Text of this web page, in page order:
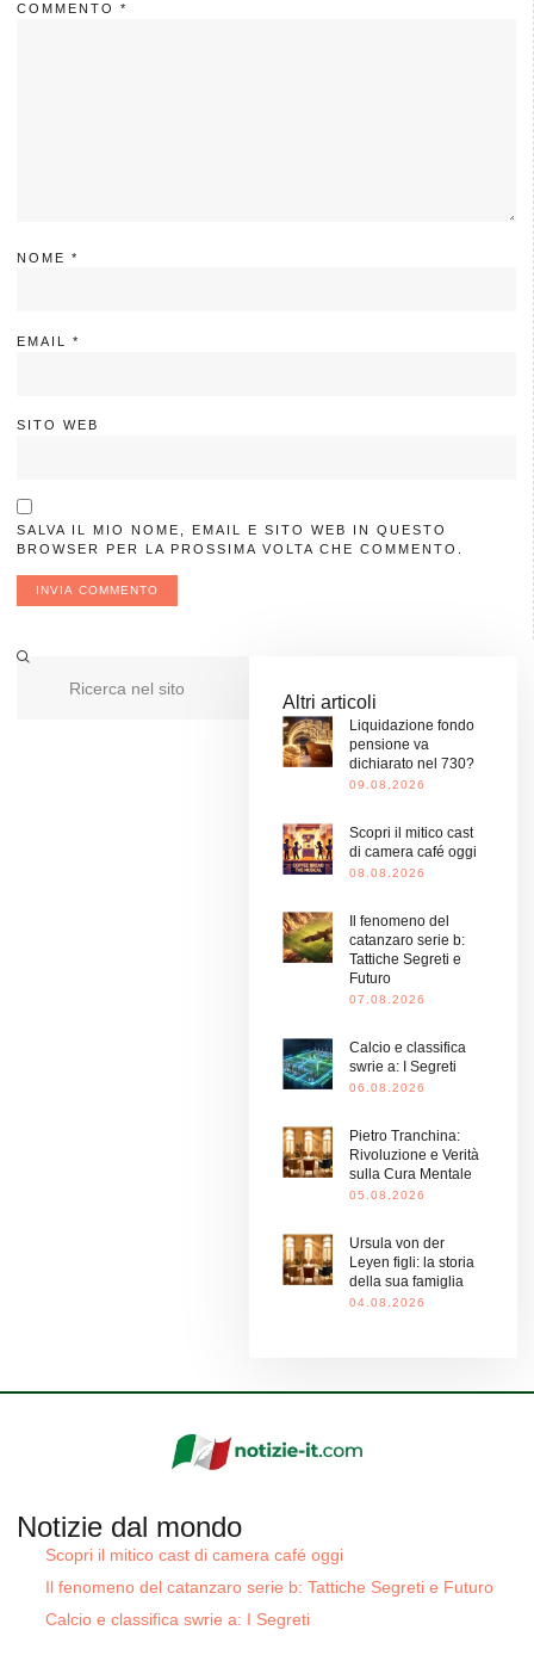
COMMENTO *
NOME *
EMAIL *
SITO WEB
SALVA IL MIO NOME, EMAIL E SITO WEB IN QUESTO
BROWSER PER LA PROSSIMA VOLTA CHE COMMENTO.
Altri articoli
Liquidazione fondo
pensione va
dichiarato nel 730?
09.08.2026
Scopri il mitico cast
di camera café oggi
08.08.2026
Il fenomeno del
catanzaro serie b:
Tattiche Segreti e
Futuro
07.08.2026
Calcio e classifica
swrie a: I Segreti
06.08.2026
Pietro Tranchina:
Rivoluzione e Verità
sulla Cura Mentale
05.08.2026
Ursula von der
Leyen figli: la storia
della sua famiglia
04.08.2026
Notizie dal mondo
Scopri il mitico cast di camera café oggi
Il fenomeno del catanzaro serie b: Tattiche Segreti e Futuro
Calcio e classifica swrie a: I Segreti